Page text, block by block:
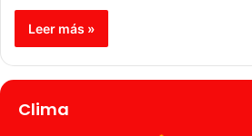
Leer más »
Clima